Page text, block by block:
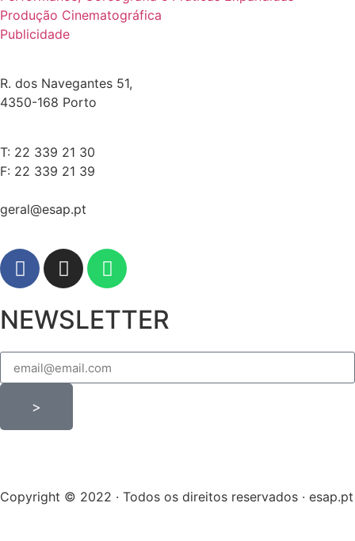
Produção Cinematográfica
Publicidade
R. dos Navegantes 51,
4350-168 Porto
T: 22 339 21 30
F: 22 339 21 39
geral@esap.pt
NEWSLETTER
>
Copyright © 2022 · Todos os direitos reservados · esap.pt